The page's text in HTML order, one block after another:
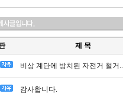
제 목
비상 계단에 방치된 자전거 철거..
감사합니다.